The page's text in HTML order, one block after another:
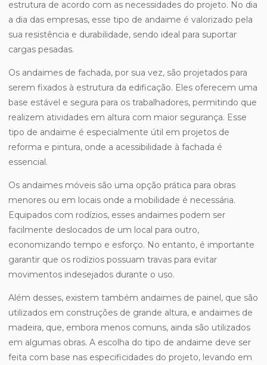
estrutura de acordo com as necessidades do projeto. No dia
a dia das empresas, esse tipo de andaime é valorizado pela
sua resistência e durabilidade, sendo ideal para suportar
cargas pesadas.
Os andaimes de fachada, por sua vez, são projetados para
serem fixados à estrutura da edificação. Eles oferecem uma
base estável e segura para os trabalhadores, permitindo que
realizem atividades em altura com maior segurança. Esse
tipo de andaime é especialmente útil em projetos de
reforma e pintura, onde a acessibilidade à fachada é
essencial.
Os andaimes móveis são uma opção prática para obras
menores ou em locais onde a mobilidade é necessária.
Equipados com rodízios, esses andaimes podem ser
facilmente deslocados de um local para outro,
economizando tempo e esforço. No entanto, é importante
garantir que os rodízios possuam travas para evitar
movimentos indesejados durante o uso.
Além desses, existem também andaimes de painel, que são
utilizados em construções de grande altura, e andaimes de
madeira, que, embora menos comuns, ainda são utilizados
em algumas obras. A escolha do tipo de andaime deve ser
feita com base nas especificidades do projeto, levando em